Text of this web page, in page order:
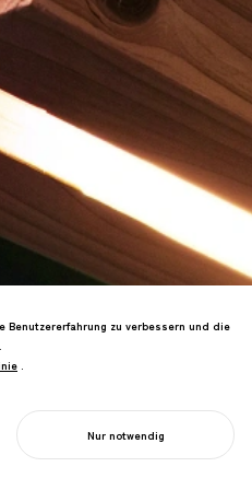
Durchforstungsholz durch minimale
Holzwert verstärkt. DFA Design Award
Goldgewinner.
Benutzererfahrung zu verbessern und die
.
Nur notwendig